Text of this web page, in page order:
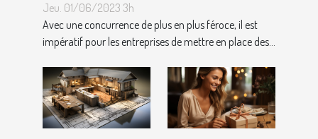
du référencement local ?
Jeu. 01/06/2023 3h
Avec une concurrence de plus en plus féroce, il est
impératif pour les entreprises de mettre en place des...